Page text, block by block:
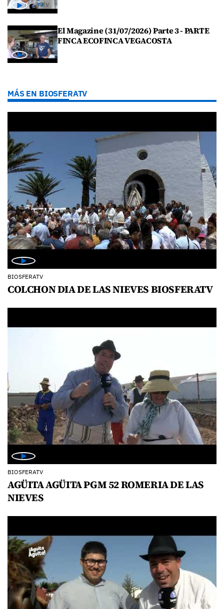
El Magazine (31/07/2026) Parte 3 - PARTE
FINCA ECOFINCA VEGACOSTA
MÁS EN BIOSFERATV
BIOSFERATV
COLCHON DIA DE LAS NIEVES BIOSFERATV
BIOSFERATV
AGÜITA AGÜITA PGM 52 ROMERIA DE LAS
NIEVES